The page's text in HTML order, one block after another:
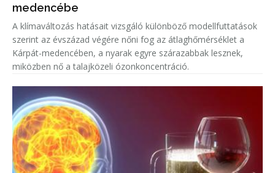
medencébe
A klímaváltozás hatásait vizsgáló különböző modellfuttatások
szerint az évszázad végére nőni fog az átlaghőmérséklet a
Kárpát-medencében, a nyarak egyre szárazabbak lesznek,
miközben nő a talajközeli ózonkoncentráció.